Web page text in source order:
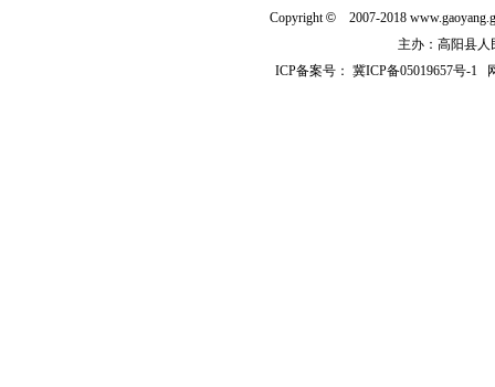
Copyright© 2007-2018
主办：高阳县人
ICP备案号：冀ICP备05019657号-1